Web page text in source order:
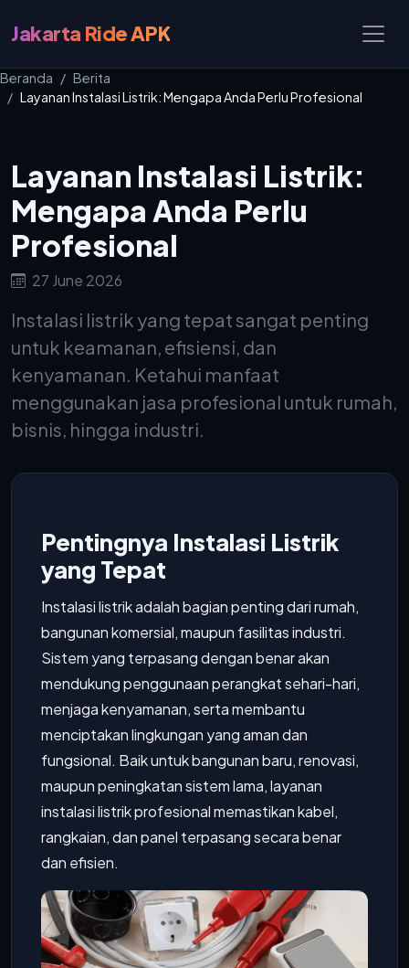
Jakarta Ride APK
Beranda
Berita
Layanan Instalasi Listrik: Mengapa Anda Perlu Profesional
Layanan Instalasi Listrik:
Mengapa Anda Perlu
Profesional
27 June 2026
Instalasi listrik yang tepat sangat penting
untuk keamanan, efisiensi, dan
kenyamanan. Ketahui manfaat
menggunakan jasa profesional untuk rumah,
bisnis, hingga industri.
Pentingnya Instalasi Listrik
yang Tepat
Instalasi listrik adalah bagian penting dari rumah,
bangunan komersial, maupun fasilitas industri.
Sistem yang terpasang dengan benar akan
mendukung penggunaan perangkat sehari-hari,
menjaga kenyamanan, serta membantu
menciptakan lingkungan yang aman dan
fungsional. Baik untuk bangunan baru, renovasi,
maupun peningkatan sistem lama, layanan
instalasi listrik profesional memastikan kabel,
rangkaian, dan panel terpasang secara benar
dan efisien.